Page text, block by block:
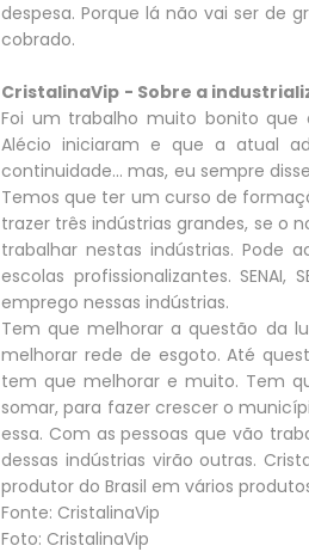
despesa. Porque lá não vai ser de
cobrado.
CristalinaVip - Sobre a
Foi um trabalho muito bonito que
Alécio iniciaram e que a atual
continuidade... mas, eu sempre
Temos que ter um curso de
trazer três indústrias grandes, se o
trabalhar nestas indústrias. Pode
escolas profissionalizantes.
emprego nessas indústrias.
Tem que melhorar a questão da
melhorar rede de esgoto. Até
tem que melhorar e muito. Tem
somar, para fazer crescer o
essa. Com as pessoas que vão
dessas indústrias virão outras.
produtor do Brasil em vários
Fonte: CristalinaVip
Foto: CristalinaVip